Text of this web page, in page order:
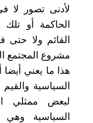
لأدنى تصور لا
الحاكمة أو
القائم ولا
مشروع المجتمع
هذا ما يعني أيضا
السياسية
لبعض ممثلي
السياسية